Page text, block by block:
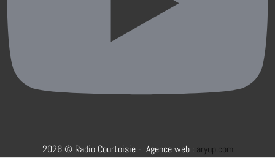
2026 © Radio Courtoisie - Agence web : aryup.com